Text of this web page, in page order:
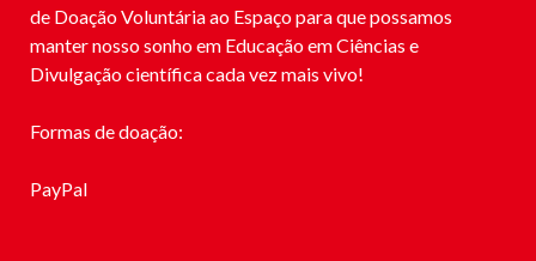
de Doação Voluntária ao Espaço para que possamos
manter nosso sonho em Educação em Ciências e
Divulgação científica cada vez mais vivo!
Formas de doação:
PayPal